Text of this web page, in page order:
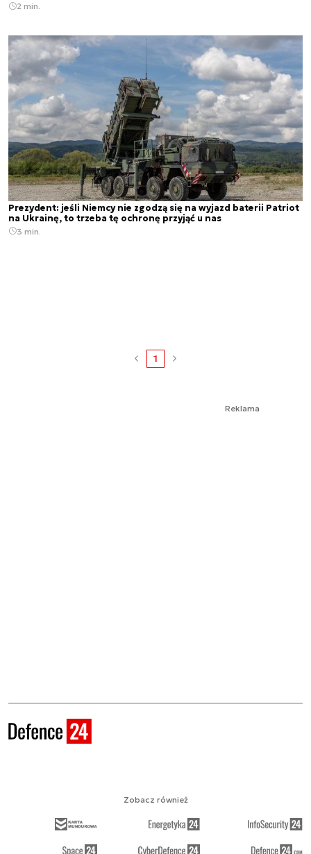
2 min.
Prezydent: jeśli Niemcy nie zgodzą się na wyjazd baterii Patriot
na Ukrainę, to trzeba tę ochronę przyjąć u nas
3 min.
1
Reklama
Zobacz również